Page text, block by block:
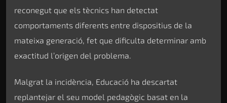
reconegut que els tècnics han detectat
comportaments diferents entre dispositius de la
mateixa generació, fet que dificulta determinar amb
exactitud l’origen del problema.
Malgrat la incidència, Educació ha descartat
replantejar el seu model pedagògic basat en la